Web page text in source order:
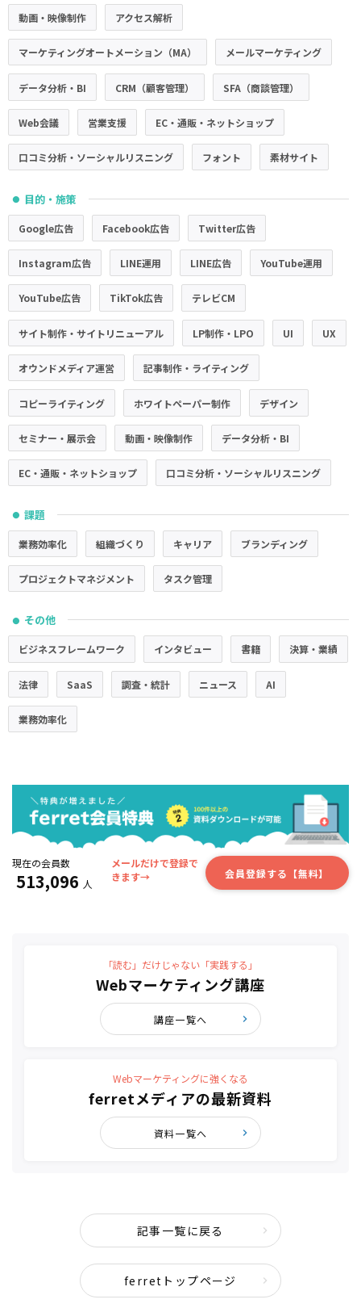
動画・映像制作 アクセス解析
マーケティングオートメーション（MA） メールマーケティング
データ分析・BI CRM（顧客管理） SFA（商談管理）
Web会議 営業支援 EC・通販・ネットショップ
口コミ分析・ソーシャルリスニング フォント 素材サイト
● 目的・施策
Google広告 Facebook広告 Twitter広告
Instagram広告 LINE運用 LINE広告 YouTube運用
YouTube広告 TikTok広告 テレビCM
サイト制作・サイトリニューアル LP制作・LPO UI UX
オウンドメディア運営 記事制作・ライティング
コピーライティング ホワイトペーパー制作 デザイン
セミナー・展示会 動画・映像制作 データ分析・BI
EC・通販・ネットショップ 口コミ分析・ソーシャルリスニング
● 課題
業務効率化 組織づくり キャリア ブランディング
プロジェクトマネジメント タスク管理
● その他
ビジネスフレームワーク インタビュー 書籍 決算・業績
法律 SaaS 調査・統計 ニュース AI
業務効率化
現在の会員数
513,096 人
メールだけで登録で
きます→
会員登録する【無料】
「読む」だけじゃない「実践する」
Webマーケティング講座
講座一覧へ
Webマーケティングに強くなる
ferretメディアの最新資料
資料一覧へ
記事一覧に戻る
ferretトップページ